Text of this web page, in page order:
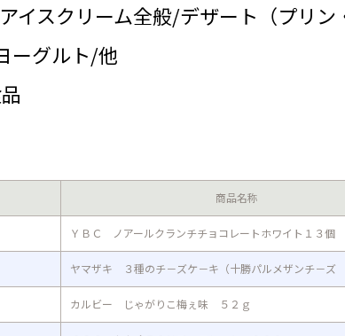
スクリーム全般/デザート（プリン
ーグルト/他
商品名称
ＹＢＣ ノアールクランチチョコレートホワイト１３個
ヤマザキ ３種のチ－ズケ－キ（十勝パルメザンチ－ズ
カルビー じゃがりこ梅ぇ味 ５２ｇ